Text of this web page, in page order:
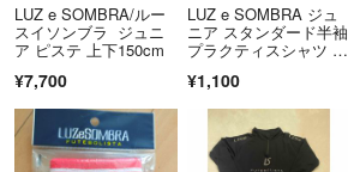
LUZ e SOMBRA/ルー
スイソンブラ ジュニ
ア ピステ 上下150cm
¥7,700
LUZ e SOMBRA ジュ
ニア スタンダード半袖
プラクティスシャツ F
¥1,100